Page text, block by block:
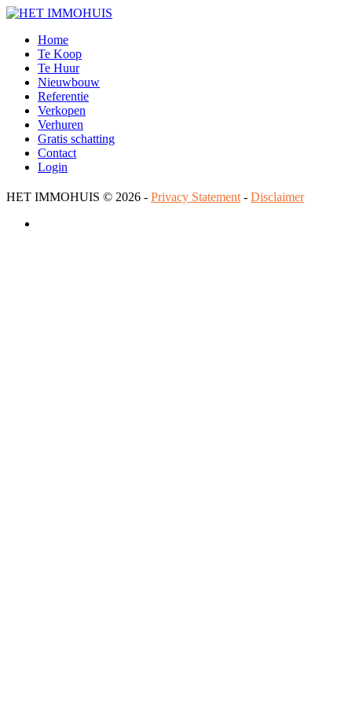
Home
Te Koop
Te Huur
Nieuwbouw
Referentie
Verkopen
Verhuren
Gratis schatting
Contact
Login
HET IMMOHUIS © 2026 - Privacy Statement - Disclaimer